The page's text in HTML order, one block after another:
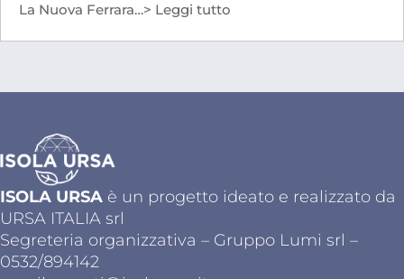
La Nuova Ferrara…> Leggi tutto
ISOLA URSA è un progetto ideato e realizzato da
URSA ITALIA srl
Segreteria organizzativa – Gruppo Lumi srl –
0532/894142